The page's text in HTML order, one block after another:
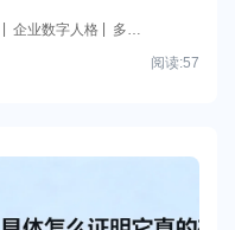
企业数字人格
多语
阅读:57